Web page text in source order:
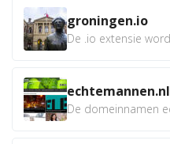
groningen.io
echtemannen.nl